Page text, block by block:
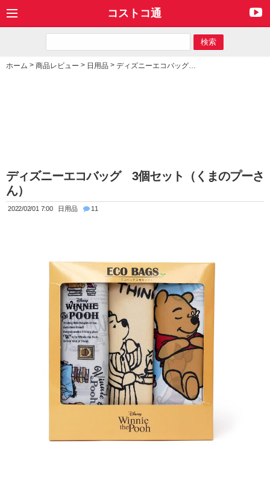
コストコ通
ホーム > 商品レビュー > 日用品 > ディズニーエコバッグ 3個セット（くまのプーさん）
ディズニーエコバッグ 3個セット（くまのプーさ
ん）
2022/02/01 7:00 日用品 11